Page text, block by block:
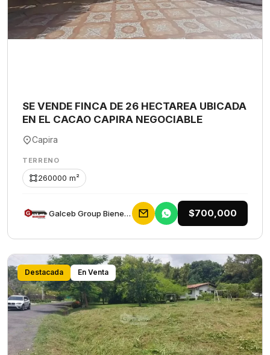
SE VENDE FINCA DE 26 HECTAREA UBICADA
EN EL CACAO CAPIRA NEGOCIABLE
Capira
TERRENO
260000 m²
Galceb Group Bienes Raices $700,000
Destacada En Venta